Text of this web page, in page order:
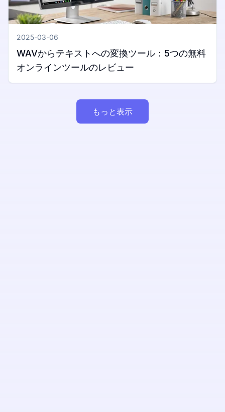
2025-03-06
WAVからテキストへの変換ツール：5つの無料
オンラインツールのレビュー
もっと表示